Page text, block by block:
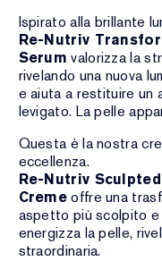
Ispirato alla brillante
Re-Nutriv
Serum valorizza la
rivelando una nuova
e aiuta a restituire un
levigato. La pelle
Questa è la nostra
eccellenza.
Re-Nutriv
Cremeoffre una
aspetto più scolpito e
energizza la pelle,
straordinaria.